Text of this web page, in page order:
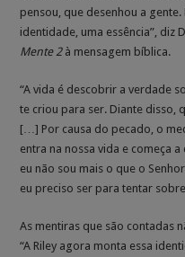
pensou, que desenhou a
identidade, uma essência”, diz
Mente 2à mensagem bíblica.
“A vida é descobrir a verdade
te criou para ser. Diante disso,
[…] Por causa do pecado, o
entra na nossa vida e começa
eu não sou mais o que o
eu preciso ser para tentar
As mentiras que são contadas
“A Riley agora monta essa